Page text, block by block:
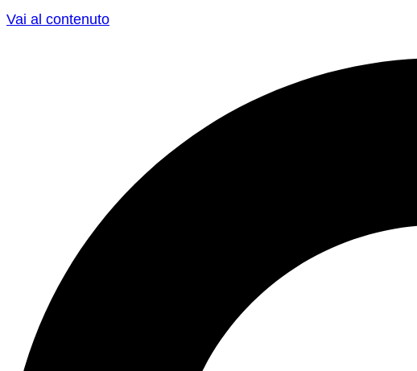
Vai al contenuto